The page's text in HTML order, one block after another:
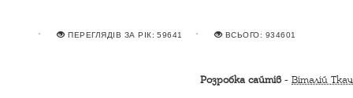
ПЕРЕГЛЯДІВ ЗА РІК: 59641 ВСЬОГО: 934601
Розробка сайтів - Віталій Ткач